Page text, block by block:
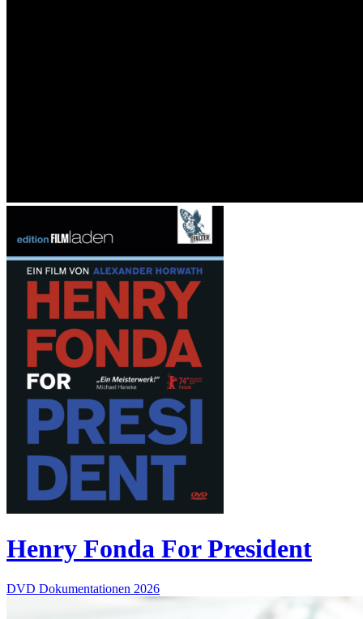
Henry Fonda For President
DVD Dokumentationen 2026